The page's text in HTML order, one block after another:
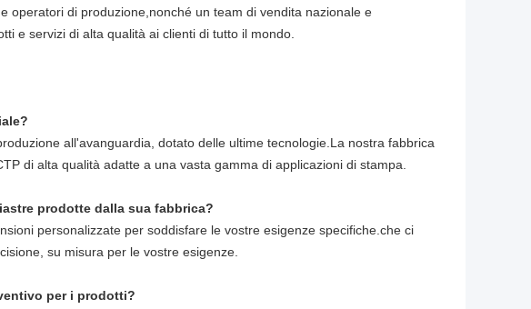
operatori di produzione,nonché un team di vendita nazionale e
e servizi di alta qualità ai clienti di tutto il mondo.
all'avanguardia, dotato delle ultime tecnologie.La nostra fabbrica
di alta qualità adatte a una vasta gamma di applicazioni di stampa.
prodotte dalla sua fabbrica?
personalizzate per soddisfare le vostre esigenze specifiche.che ci
su misura per le vostre esigenze.
per i prodotti?